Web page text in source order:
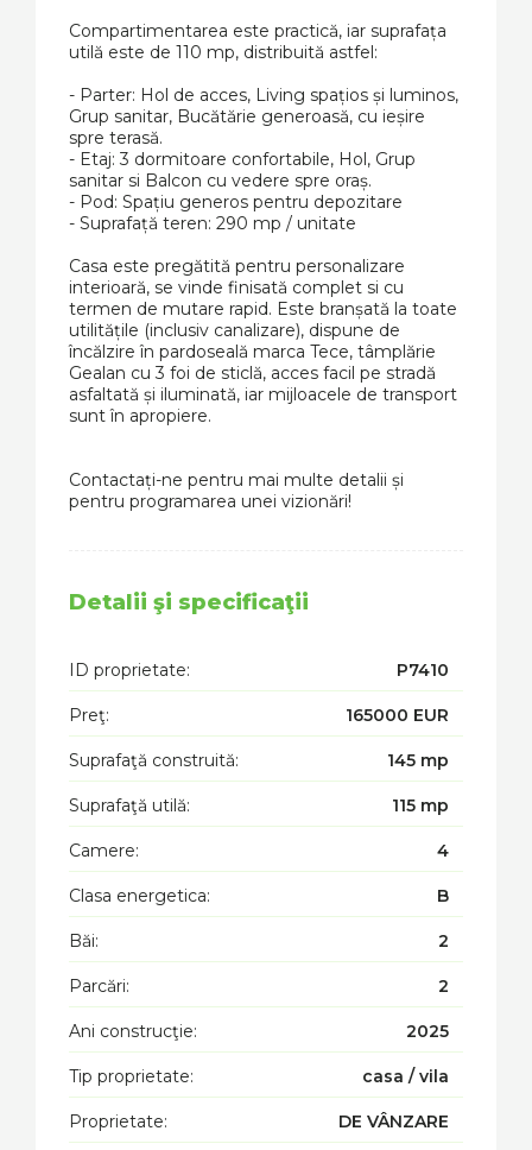
Compartimentarea este practică, iar suprafața
utilă este de 110 mp, distribuită astfel:
- Parter: Hol de acces, Living spațios și luminos,
Grup sanitar, Bucătărie generoasă, cu ieșire
spre terasă.
- Etaj: 3 dormitoare confortabile, Hol, Grup
sanitar si Balcon cu vedere spre oraș.
- Pod: Spațiu generos pentru depozitare
- Suprafață teren: 290 mp / unitate
Casa este pregătită pentru personalizare
interioară, se vinde finisată complet si cu
termen de mutare rapid. Este branșată la toate
utilitățile (inclusiv canalizare), dispune de
încălzire în pardoseală marca Tece, tâmplărie
Gealan cu 3 foi de sticlă, acces facil pe stradă
asfaltată și iluminată, iar mijloacele de transport
sunt în apropiere.
Contactați-ne pentru mai multe detalii și
pentru programarea unei vizionări!
Detalii şi specificaţii
ID proprietate: P7410
Preţ: 165000 EUR
Suprafaţă construită: 145 mp
Suprafaţă utilă: 115 mp
Camere: 4
Clasa energetica: B
Băi: 2
Parcări: 2
Ani construcţie: 2025
Tip proprietate: casa / vila
Proprietate: DE VÂNZARE